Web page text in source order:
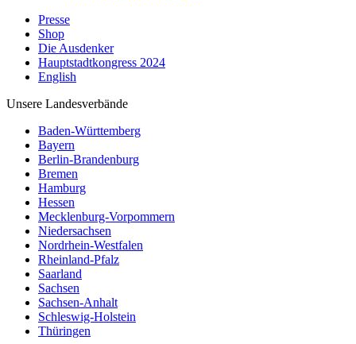
Presse
Shop
Die Ausdenker
Hauptstadtkongress 2024
English
Unsere Landesverbände
Baden-Württemberg
Bayern
Berlin-Brandenburg
Bremen
Hamburg
Hessen
Mecklenburg-Vorpommern
Niedersachsen
Nordrhein-Westfalen
Rheinland-Pfalz
Saarland
Sachsen
Sachsen-Anhalt
Schleswig-Holstein
Thüringen